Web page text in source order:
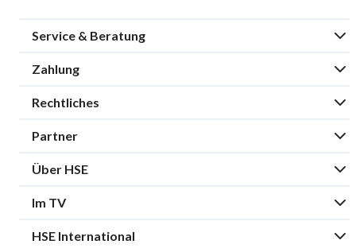
Service & Beratung
Zahlung
Rechtliches
Partner
Über HSE
Im TV
HSE International